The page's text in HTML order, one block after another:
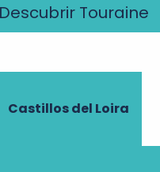
Descubrir Touraine
Castillos del Loira
un joven
modele en arcilla
de 4 años).
reserva.